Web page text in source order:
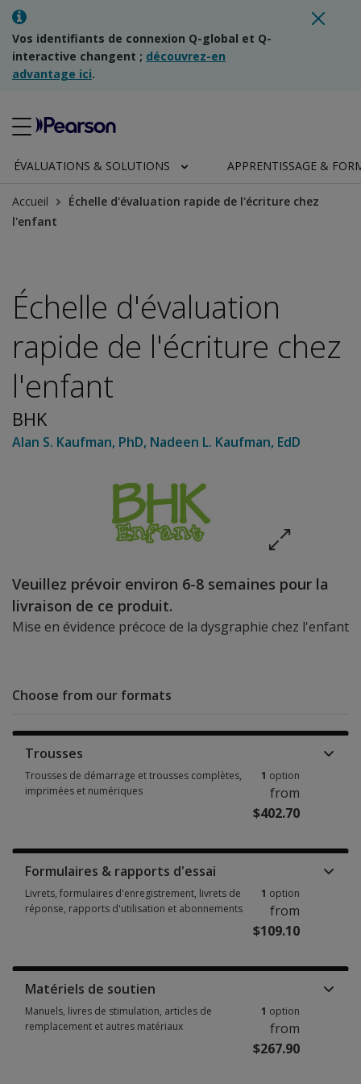
Vos identifiants de connexion Q-global et Q-
interactive changent ; découvrez-en
advantage ici.
ÉVALUATIONS & SOLUTIONS APPRENTISSAGE &
Accueil
Échelle d'évaluation rapide de l'écriture chez
l'enfant
Mise en évidence précoce de la dysgraphie chez l'enfant
Veuillez prévoir environ 6-8 semaines pour la
livraison de ce produit.
Échelle d'évaluation
rapide de l'écriture chez
l'enfant
BHK
Alan S. Kaufman, PhD, Nadeen L. Kaufman, EdD
Choose from our formats
Trousses
Trousses de démarrage et trousses complètes,
imprimées et numériques
1 option
from
$402.70
Formulaires & rapports d'essai
Livrets, formulaires d'enregistrement, livrets de
réponse, rapports d'utilisation et abonnements
1 option
from
$109.10
Matériels de soutien
Manuels, livres de stimulation, articles de
remplacement et autres matériaux
1 option
from
$267.90